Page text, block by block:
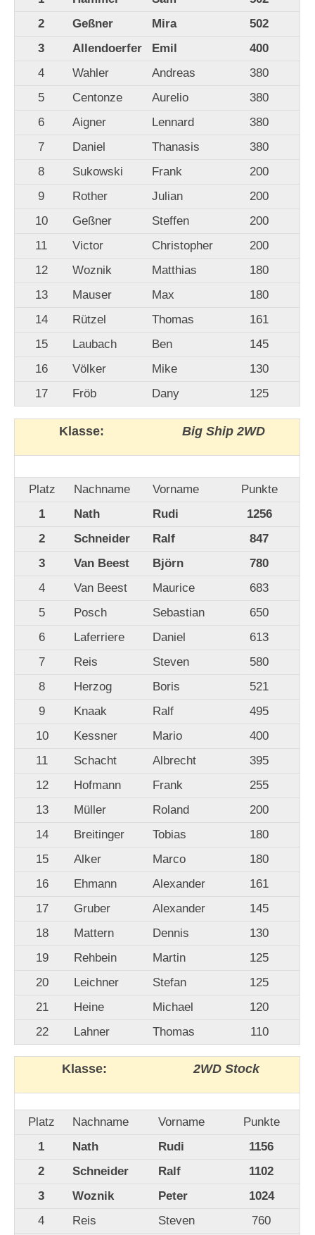
2
Geßner Mira
502
3
Allendoerfer Emil
400
4
Wahler Andreas
380
5
Centonze Aurelio
380
6
Aigner Lennard
380
7
Daniel Thanasis
380
8
Sukowski Frank
200
9
Rother Julian
200
10
Geßner Steffen
200
11
Victor Christopher
200
12
Woznik Matthias
180
13
Mauser Max
180
14
Rützel Thomas
161
15
Laubach Ben
145
16
Völker Mike
130
17
Fröb Dany 125
Klasse: Big Ship 2WD
Platz Nachname Vorname
Punkte
1
Nath Rudi
1256
2
Schneider Ralf
847
3
Van Beest Björn
780
4
Van Beest Maurice
683
5
Posch Sebastian
650
6
Laferriere Daniel
613
7
Reis Steven
580
8
Herzog Boris
521
9
Knaak Ralf
495
10
Kessner Mario
400
11
Schacht Albrecht
395
12
Hofmann Frank
255
13
Müller Roland
200
14
Breitinger Tobias
180
15
Alker Marco
180
16
Ehmann Alexander
161
17
Gruber Alexander
145
18
Mattern Dennis
130
19
Rehbein Martin
125
20
Leichner Stefan
125
21
Heine Michael
120
22
Lahner Thomas 110
Klasse: 2WD Stock
Platz Nachname Vorname
Punkte
1
Nath Rudi
1156
2
Schneider Ralf
1102
3
Woznik Peter
1024
4
Reis Steven
760